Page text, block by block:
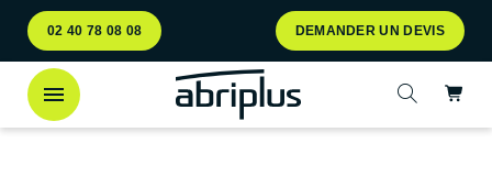
Aller
au
menu
Aller au
contenu
02 40 78 08 08 DEMANDER UN DEVIS
Ouvrir la